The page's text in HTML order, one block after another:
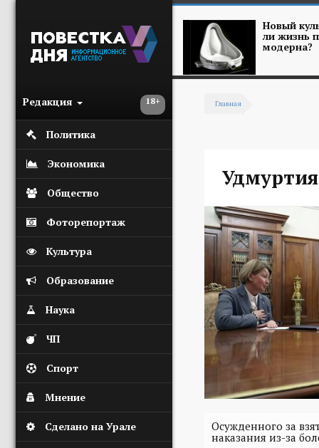
18+
Редакция
Политика
Экономика
Общество
Фоторепортаж
Культура
Образование
Наука
ЧП
Спорт
Мнение
Сделано на Урале
Новый
ли жизнь
модерна?
Главная
Удмуртия
Осужденного за
наказания из-за